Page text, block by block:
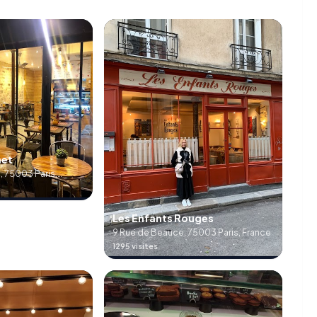
75003 Paris,
Les Enfants Rouges
9 Rue de Beauce, 75003 Paris, France
1295 visites